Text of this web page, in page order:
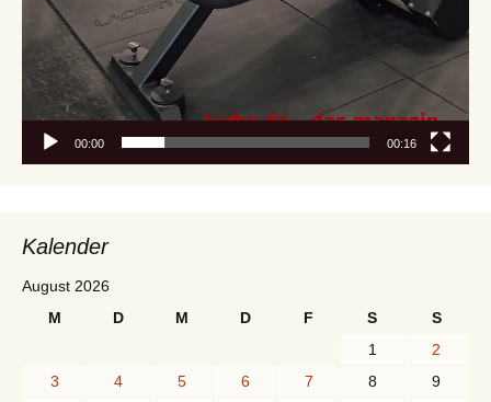
00:00 00:16
Kalender
August 2026
M
D M D F S
S
1
2
3
4 5 6 7 8
9